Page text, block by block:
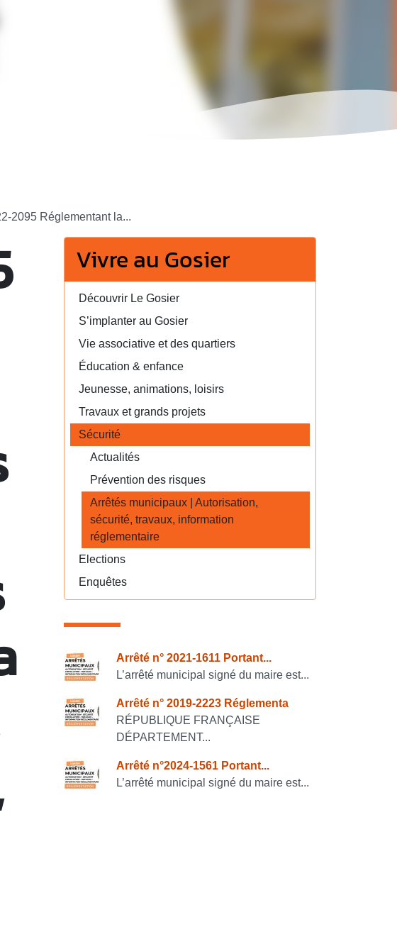
2095 Réglementant la...
Vivre au Gosier
Découvrir Le Gosier
S’implanter au Gosier
Vie associative et des quartiers
Éducation & enfance
Jeunesse, animations, loisirs
Travaux et grands projets
Sécurité
Actualités
Prévention des risques
Arrêtés municipaux | Autorisation,
sécurité, travaux, information
réglementaire
Elections
Enquêtes
Consulter également
Arrêté n° 2021-1611 Portant...
L’arrêté municipal signé du maire est...
Arrêté n° 2019-2223 Réglementa
RÉPUBLIQUE FRANÇAISE
DÉPARTEMENT...
Arrêté n°2024-1561 Portant...
L’arrêté municipal signé du maire est...